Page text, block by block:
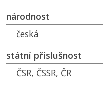
národnost
česká
státní příslušnost
ČSR, ČSSR, ČR